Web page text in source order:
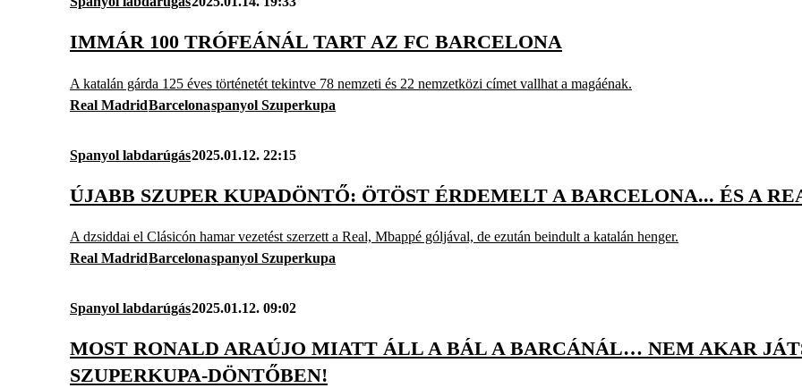
IMMÁR 100 TRÓFEÁNÁL TART AZ FC BARCELONA
A katalán gárda 125 éves történetét tekintve 78 nemzeti és 22 nemzetközi címet vallhat a magáénak.
Real MadridBarcelonaspanyol Szuperkupa
Spanyol labdarúgás2025.01.12. 22:15
ÚJABB SZUPER KUPADÖNTŐ: ÖTÖST ÉRDEMELT A BARCELONA... ÉS A
A dzsiddai el Clásicón hamar vezetést szerzett a Real, Mbappé góljával, de ezután beindult a katalán henger.
Real MadridBarcelonaspanyol Szuperkupa
Spanyol labdarúgás2025.01.12. 09:02
MOST RONALD ARAÚJO MIATT ÁLL A BÁL A BARCÁNÁL… NEM AKAR
SZUPERKUPA-DÖNTŐBEN!